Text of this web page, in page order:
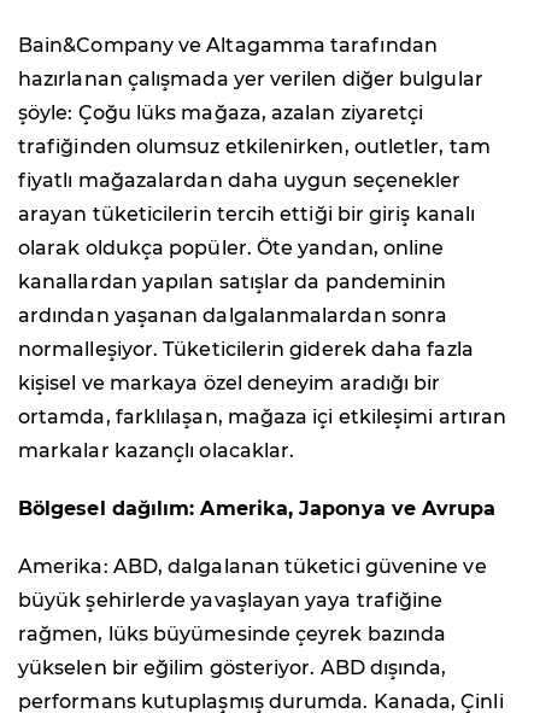
Bain&Company ve Altagamma tarafından
hazırlanan çalışmada yer verilen diğer bulgular
şöyle: Çoğu lüks mağaza, azalan ziyaretçi
trafiğinden olumsuz etkilenirken, outletler, tam
fiyatlı mağazalardan daha uygun seçenekler
arayan tüketicilerin tercih ettiği bir giriş kanalı
olarak oldukça popüler. Öte yandan, online
kanallardan yapılan satışlar da pandeminin
ardından yaşanan dalgalanmalardan sonra
normalleşiyor. Tüketicilerin giderek daha fazla
kişisel ve markaya özel deneyim aradığı bir
ortamda, farklılaşan, mağaza içi etkileşimi artıran
markalar kazançlı olacaklar.
Bölgesel dağılım: Amerika, Japonya ve Avrupa
Amerika: ABD, dalgalanan tüketici güvenine ve
büyük şehirlerde yavaşlayan yaya trafiğine
rağmen, lüks büyümesinde çeyrek bazında
yükselen bir eğilim gösteriyor. ABD dışında,
performans kutuplaşmış durumda. Kanada, Çinli